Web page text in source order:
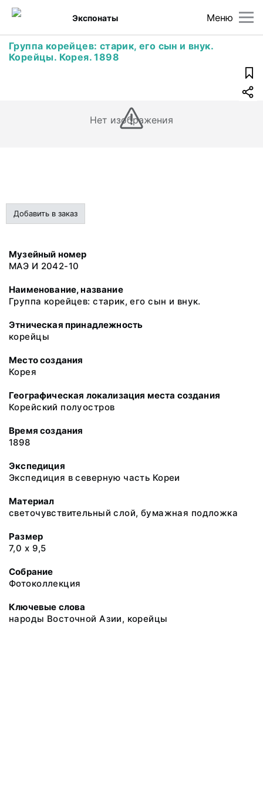
Меню
Экспонаты
Группа корейцев: старик, его сын и внук.
Корейцы. Корея. 1898
Нет изображения
Добавить в заказ
Музейный номер
МАЭ И 2042-10
Наименование, название
Группа корейцев: старик, его сын и внук.
Этническая принадлежность
корейцы
Место создания
Корея
Географическая локализация места создания
Корейский полуостров
Время создания
1898
Экспедиция
Экспедиция в северную часть Кореи
Материал
светочувствительный слой, бумажная подложка
Размер
7,0 х 9,5
Собрание
Фотоколлекция
Ключевые слова
народы Восточной Азии, корейцы